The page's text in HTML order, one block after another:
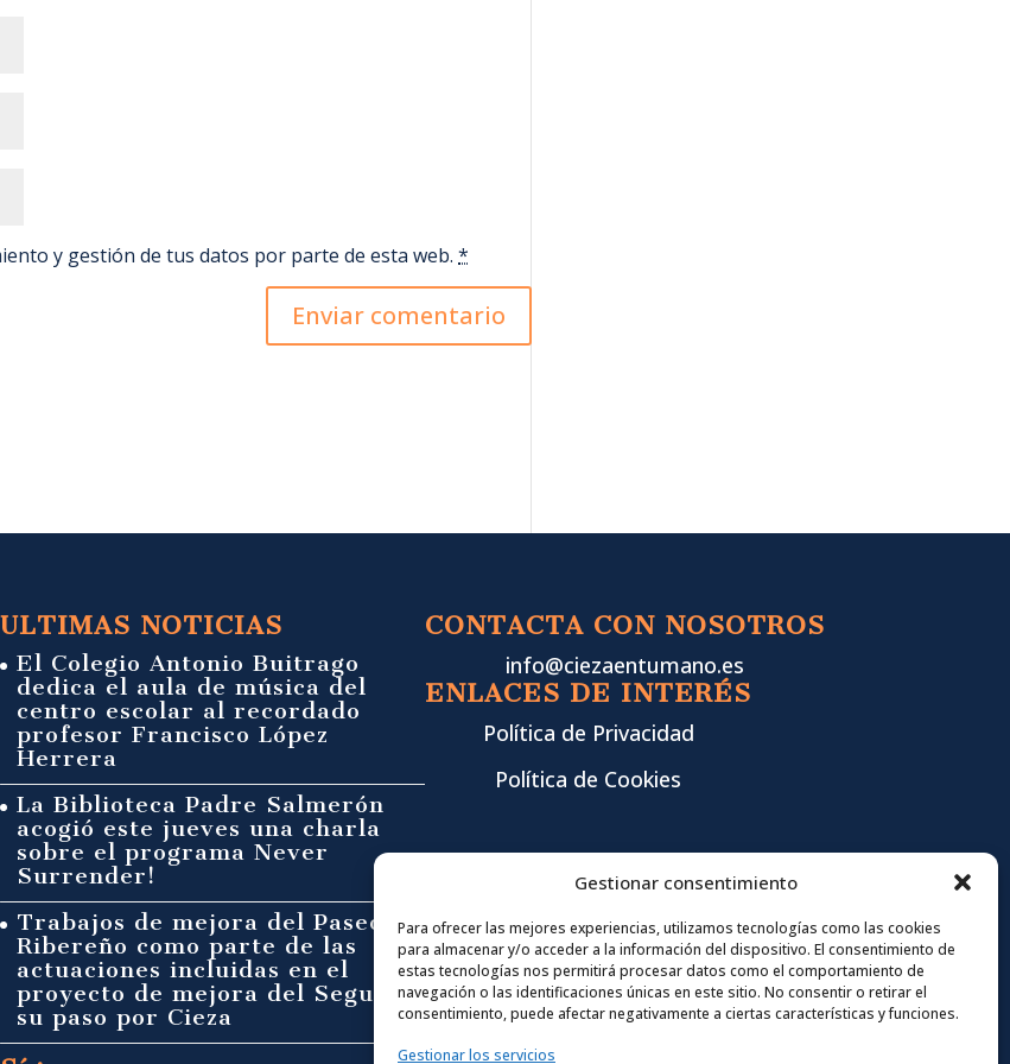
Gestionar consentimiento
Para ofrecer las mejores experiencias, utilizamos tecnologías como las cookies
para almacenar y/o acceder a la información del dispositivo. El consentimiento de
estas tecnologías nos permitirá procesar datos como el comportamiento de
navegación o las identificaciones únicas en este sitio. No consentir o retirar el
consentimiento, puede afectar negativamente a ciertas características y funciones.
Gestionar los servicios
y gestión de tus datos por parte de esta web.*
ULTIMAS NOTICIAS
El Colegio Antonio Buitrago
dedica el aula de música del
centro escolar al recordado
profesor Francisco López
Herrera
La Biblioteca Padre Salmerón
acogió este jueves una charla
sobre el programa Never
Surrender!
Trabajos de mejora del Paseo
Ribereño como parte de las
actuaciones incluidas en el
proyecto de mejora del Segura a
su paso por Cieza
CONTACTA CON NOSOTROS
info@ciezaentumano.es
ENLACES DE INTERÉS
Política de Privacidad
Política de Cookies